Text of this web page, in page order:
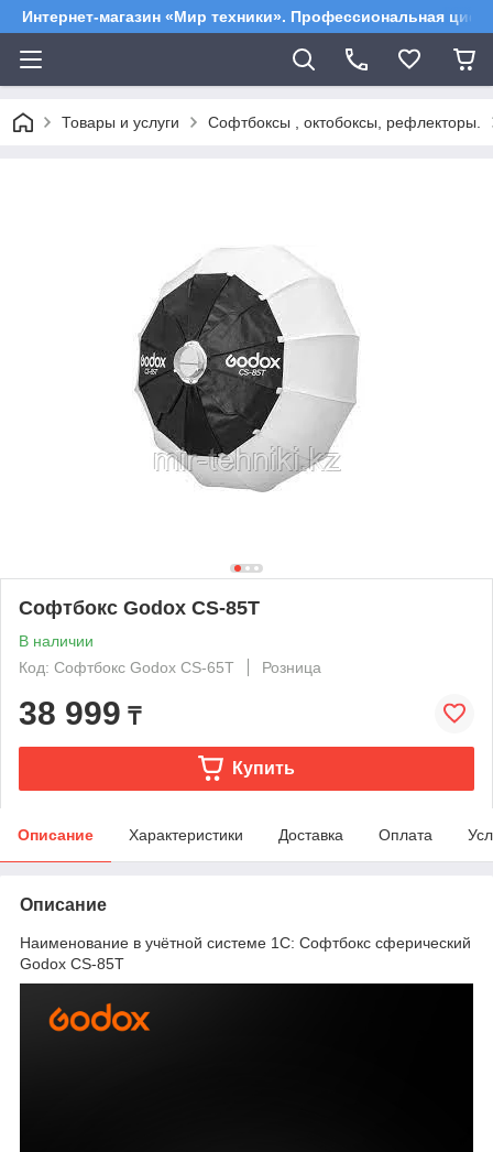
Интернет-магазин «Мир техники». Профессиональная
Товары и услуги Софтбоксы , октобоксы, рефлекторы.
Софтбокс Godox CS-85T
В наличии
Код: Софтбокс Godox CS-65T
Розница
38 999 ₸
Купить
Описание Характеристики Доставка Оплата
Описание
Наименование в учётной системе 1С: Софтбокс сферический
Godox CS-85T